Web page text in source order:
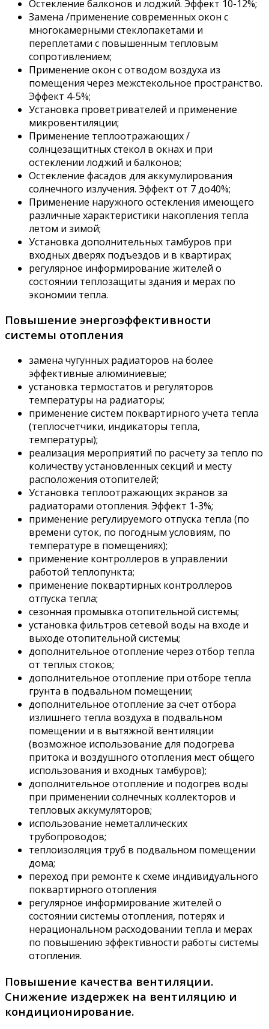
Остекление балконов и лоджий. Эффект 10-12%;
Замена /применение современных окон с
многокамерными стеклопакетами и
переплетами с повышенным тепловым
сопротивлением;
Применение окон с отводом воздуха из
помещения через межстекольное пространство.
Эффект 4-5%;
Установка проветривателей и применение
микровентиляции;
Применение теплоотражающих /
солнцезащитных стекол в окнах и при
остеклении лоджий и балконов;
Остекление фасадов для аккумулирования
солнечного излучения. Эффект от 7 до40%;
Применение наружного остекления имеющего
различные характеристики накопления тепла
летом и зимой;
Установка дополнительных тамбуров при
входных дверях подъездов и в квартирах;
регулярное информирование жителей о
состоянии теплозащиты здания и мерах по
экономии тепла.
Повышение энергоэффективности
системы отопления
замена чугунных радиаторов на более
эффективные алюминиевые;
установка термостатов и регуляторов
температуры на радиаторы;
применение систем поквартирного учета тепла
(теплосчетчики, индикаторы тепла,
температуры);
реализация мероприятий по расчету за тепло по
количеству установленных секций и месту
расположения отопителей;
Установка теплоотражающих экранов за
радиаторами отопления. Эффект 1-3%;
применение регулируемого отпуска тепла (по
времени суток, по погодным условиям, по
температуре в помещениях);
применение контроллеров в управлении
работой теплопункта;
применение поквартирных контроллеров
отпуска тепла;
сезонная промывка отопительной системы;
установка фильтров сетевой воды на входе и
выходе отопительной системы;
дополнительное отопление через отбор тепла
от теплых стоков;
дополнительное отопление при отборе тепла
грунта в подвальном помещении;
дополнительное отопление за счет отбора
излишнего тепла воздуха в подвальном
помещении и в вытяжной вентиляции
(возможное использование для подогрева
притока и воздушного отопления мест общего
использования и входных тамбуров);
дополнительное отопление и подогрев воды
при применении солнечных коллекторов и
тепловых аккумуляторов;
использование неметаллических
трубопроводов;
теплоизоляция труб в подвальном помещении
дома;
переход при ремонте к схеме индивидуального
поквартирного отопления
регулярное информирование жителей о
состоянии системы отопления, потерях и
нерациональном расходовании тепла и мерах
по повышению эффективности работы системы
отопления.
Повышение качества вентиляции.
Снижение издержек на вентиляцию и
кондиционирование.